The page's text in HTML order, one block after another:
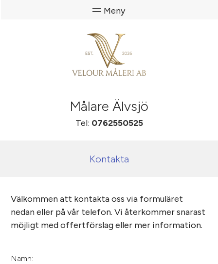
Målare Älvsjö
Tel: 0762550525
Kontakta
Välkommen att kontakta oss via formuläret
nedan eller på vår telefon. Vi återkommer snarast
möjligt med offertförslag eller mer information.
Namn: